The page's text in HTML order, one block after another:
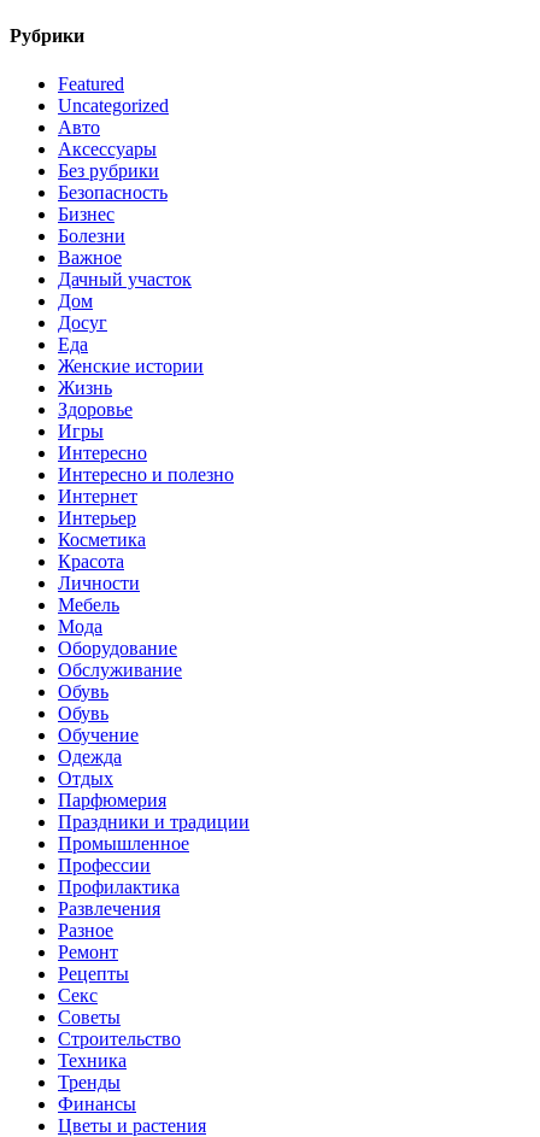
Рубрики
Featured
Uncategorized
Авто
Аксессуары
Без рубрики
Безопасность
Бизнес
Болезни
Важное
Дачный участок
Дом
Досуг
Еда
Женские истории
Жизнь
Здоровье
Игры
Интересно
Интересно и полезно
Интернет
Интерьер
Косметика
Красота
Личности
Мебель
Мода
Оборудование
Обслуживание
Обувь
Обувь
Обучение
Одежда
Отдых
Парфюмерия
Праздники и традиции
Промышленное
Профессии
Профилактика
Развлечения
Разное
Ремонт
Рецепты
Секс
Советы
Строительство
Техника
Тренды
Финансы
Цветы и растения